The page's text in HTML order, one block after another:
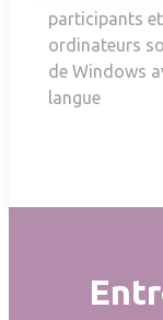
participants
ordinateurs
de Windows
langue